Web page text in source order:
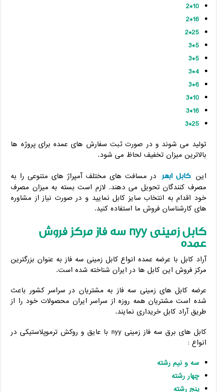
10*2
16*2
25*2
5*3
5*3
4*3
6*3
10*3
16*3
25*3
تولید می شوند و در صورت ثبت سفارش های عمده برای پروژه ها
بالاترین میزان تخفیف لحاظ می شود.
این کابل ابهر در مسافت های مختلف آمپراژ های متنوعی را به
مصرف کنندگان تحویل می دهند. لازم است بسته به میزان مصرف
خود اقدام به انتخاب سایز کابل نمایید و در صورت نیاز از مشاوره
های کارشناسان فروش ما استفاده کنید.
کابل زمینیnyyسه فاز مرکز فروش
عمده
آراد کابل با عرضه عمده انواع کابل زمینی سه فاز به عنوان بزرگترین
مرکز فروش این کابل ها در ایران شناخته شده است.
عرضه کابل های زمینی سه فاز به مشتریان در سراسر کشور باعث
شده است مشتریان همه روزه از سراسر ایران محصولات خود را از
طریق آراد کابل خریداری نمایند.
کابل های برق سه فاز زمینی nyy با عایق و روکش ترموپلاستیکی در
انواع :
سه و نیم رشته
چهار رشته
پنج رشته